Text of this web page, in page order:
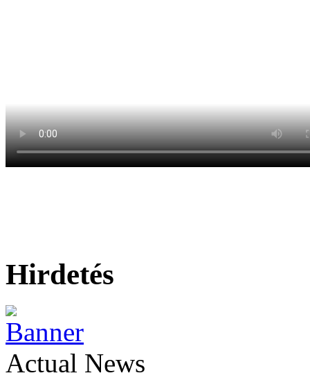
Hirdetés
Actual News